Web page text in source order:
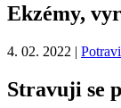
Ekzémy,
4. 02. 2022 |
Stravuji se